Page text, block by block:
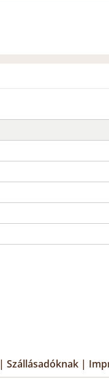
| Szállásadóknak |